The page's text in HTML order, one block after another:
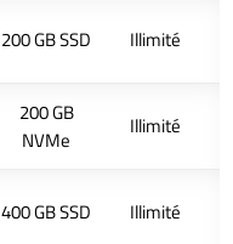
200 GB SSD Illimité
200 GB
NVMe
Illimité
400 GB SSD Illimité